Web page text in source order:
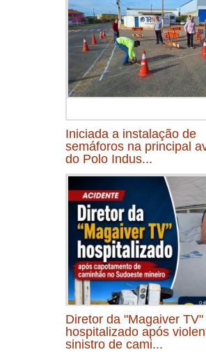
Iniciada a instalação de
semáforos na principal
do Polo Indus...
Diretor da "Magaiver TV"
hospitalizado após
sinistro de cami...